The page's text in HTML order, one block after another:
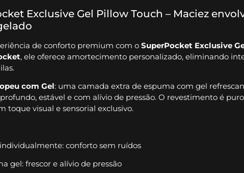
Exclusive Gel Pillow Touch – Maciez
de conforto premium com o SuperPocket Exclusive
, ele oferece amortecimento personalizado, eliminando
com Gel: uma camada extra de espuma com gel
estável e com alívio de pressão. O revestimento é
toque visual e sensorial exclusivo.
conforto sem ruídos
gel: frescor e alívio de pressão